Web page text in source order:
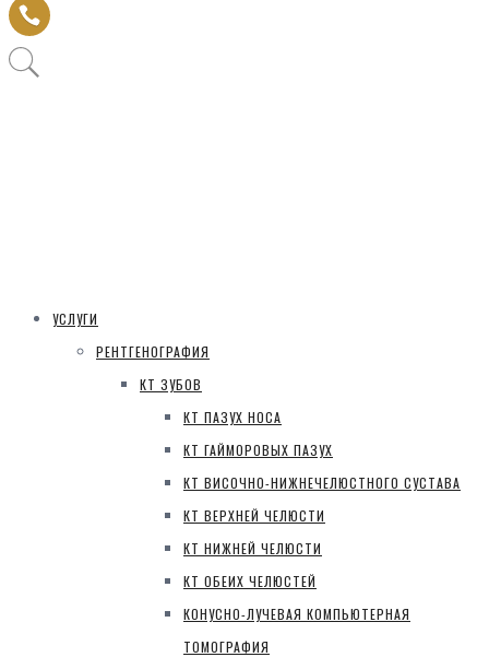
УСЛУГИ
РЕНТГЕНОГРАФИЯ
КТ ЗУБОВ
КТ ПАЗУХ НОСА
КТ ГАЙМОРОВЫХ ПАЗУХ
КТ ВИСОЧНО-НИЖНЕЧЕЛЮСТНОГО СУСТАВА
КТ ВЕРХНЕЙ ЧЕЛЮСТИ
КТ НИЖНЕЙ ЧЕЛЮСТИ
КТ ОБЕИХ ЧЕЛЮСТЕЙ
КОНУСНО-ЛУЧЕВАЯ КОМПЬЮТЕРНАЯ
ТОМОГРАФИЯ